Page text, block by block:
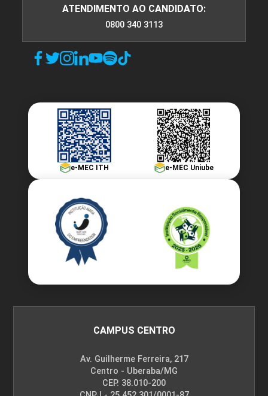
SEMINÁRIO DE COMPETÊNCIAS
30
SEMINÁRIO DE COMPETÊNCIAS
ATENDIMENTO AO CANDIDATO:
0800 340 3113
e-MEC ITH e-MEC Uniube
CAMPUS CENTRO
Av. Guilherme Ferreira, 217
Centro - Uberaba/MG
CEP. 38.010-200